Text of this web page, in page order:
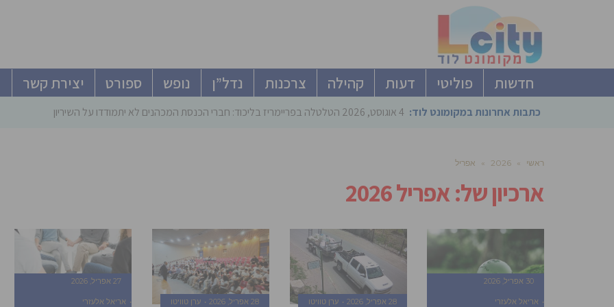
חדשות פוליטי דעות קהילה צרכנות נדל”ן נופש ספורט יצירת קשר
כתבות אחרונות במקומונט לוד: 4 אוגוסט, 2026 הטלטלה בפריימריז בליכוד: חברי הכנסת המכהנים לא יתמודדו על השיריון – גוברים סיכו
ראשי »
2026
» אפריל
ארכיון של:אפריל 2026
30 אפריל, 2026
אריאל אלעזרי 28 אפריל, 2026 ערן טוויטו 28 אפריל, 2026 ערן טוויטו
27 אפריל, 2026
אריאל אלעזרי